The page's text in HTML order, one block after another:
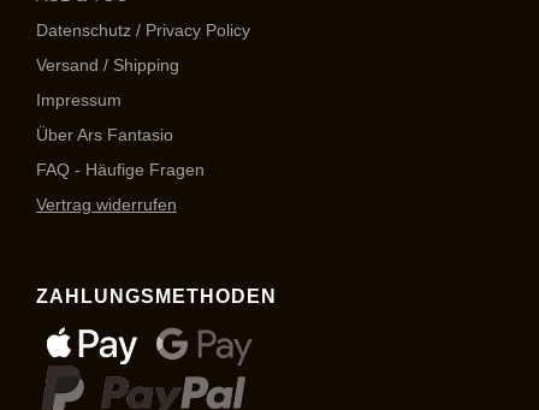
Datenschutz / Privacy Policy
Versand / Shipping
Impressum
Über Ars Fantasio
FAQ - Häufige Fragen
Vertrag widerrufen
ZAHLUNGSMETHODEN